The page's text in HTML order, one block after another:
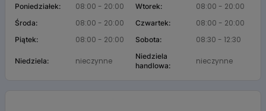
Poniedziałek: 08:00 - 20:00 Wtorek: 08:00 - 20:00
Środa: 08:00 - 20:00 Czwartek: 08:00 - 20:00
Piątek: 08:00 - 20:00 Sobota: 08:30 - 12:30
Niedziela: nieczynne
Niedziela
handlowa:
nieczynne